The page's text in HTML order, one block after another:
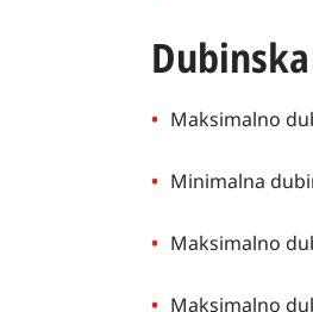
Maksimalno
Minimalna
Maksimalno
Maksimalno